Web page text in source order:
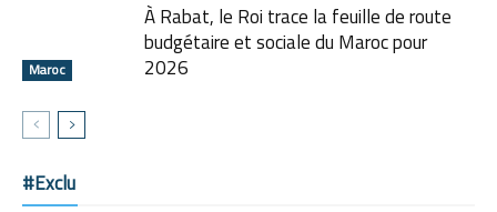
Maroc
À Rabat, le Roi trace la feuille de route
budgétaire et sociale du Maroc pour
2026
#Exclu